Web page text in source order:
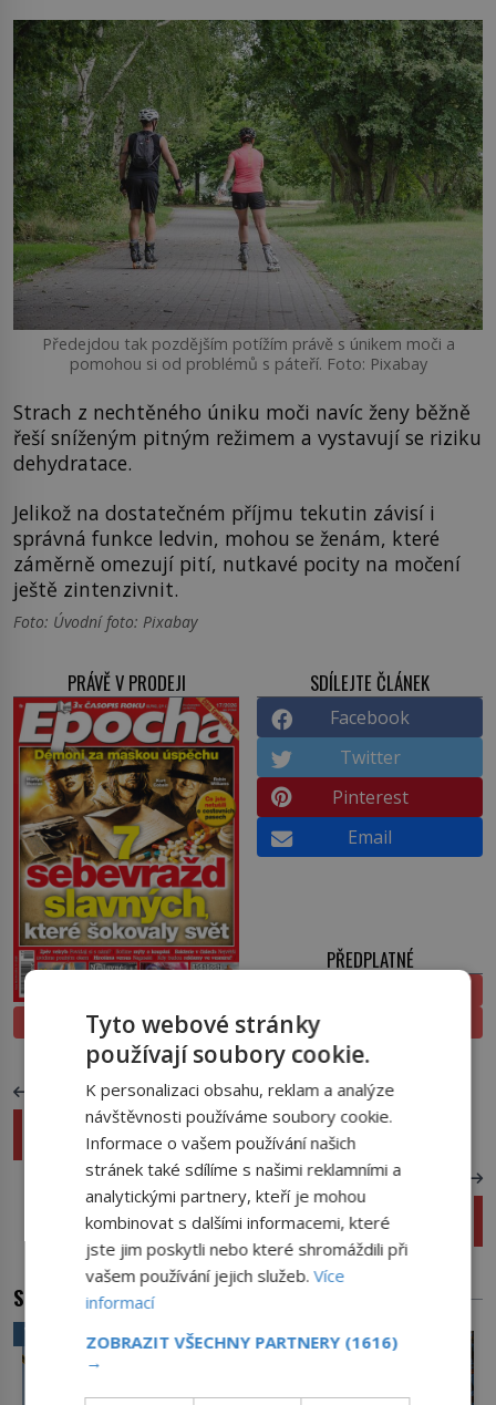
Předejdou tak pozdějším potížím právě s únikem moči a
pomohou si od problémů s páteří. Foto: Pixabay
Strach z nechtěného úniku moči navíc ženy běžně
řeší sníženým pitným režimem a vystavují se riziku
dehydratace.
Jelikož na dostatečném příjmu tekutin závisí i
správná funkce ledvin, mohou se ženám, které
záměrně omezují pití, nutkavé pocity na močení
ještě zintenzivnit.
Foto: Úvodní foto: Pixabay
PRÁVĚ V PRODEJI
PROLISTOVAT
SDÍLEJTE ČLÁNEK
Facebook
Twitter
Pinterest
Email
PŘEDPLATNÉ
PŘEDCHOZÍ ČLÁNEK
Lidé s Downovým syndromem prožívají sport
intenzivněji
DALŠÍ ČLÁNEK
Smrtící zbraň: Ohnivá historie Molotovova
koktejlu
SOUVISEJÍCÍ ČLÁNKY
VĚDA A TECHNIKA
Tyto webové stránky
používají soubory cookie.
K personalizaci obsahu, reklam a analýze
návštěvnosti používáme soubory cookie.
Informace o vašem používání našich
stránek také sdílíme s našimi reklamními a
analytickými partnery, kteří je mohou
kombinovat s dalšími informacemi, které
jste jim poskytli nebo které shromáždili při
vašem používání jejich služeb.Více
informací
ZOBRAZIT VŠECHNY PARTNERY (1616)
→